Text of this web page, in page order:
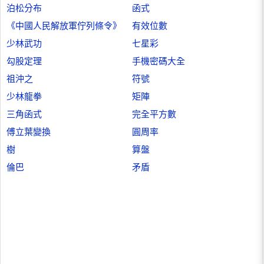
泊松分布
函式
《中國人民解放軍佇列條令》
有效位數
少林武功
七星彩
勾股定理
手機密碼大全
祖沖之
符號
少林龍拳
矩陣
三角函式
完全平方數
傅立葉變換
圓周率
樹
算盤
倫巴
矛盾